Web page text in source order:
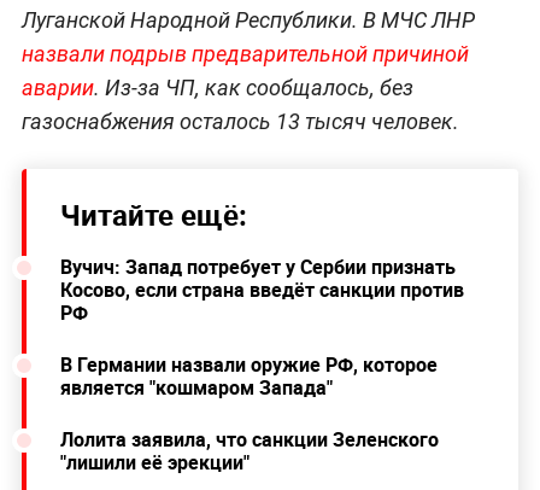
Луганской Народной Республики. В МЧС ЛНР
назвали подрыв предварительной причиной
аварии. Из-за ЧП, как сообщалось, без
газоснабжения осталось 13 тысяч человек.
Читайте ещё:
Вучич: Запад потребует у Сербии признать
Косово, если страна введёт санкции против
РФ
В Германии назвали оружие РФ, которое
является "кошмаром Запада"
Лолита заявила, что санкции Зеленского
"лишили её эрекции"